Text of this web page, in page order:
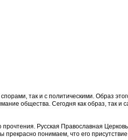
так и с политическими. Образ
общества. Сегодня как образ, так и
Русская Православная
прекрасно понимаем, что его